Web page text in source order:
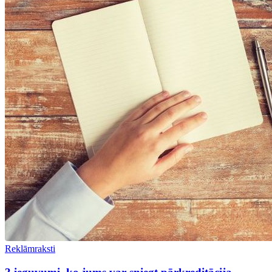
Reklāmraksti